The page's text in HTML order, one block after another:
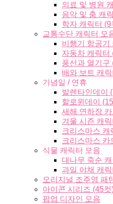
의료 및 병원
음악 및 춤 캐
학자 캐릭터 (9
교통수단 캐릭터 모
비행기 항공기
자동차 캐릭터
풍선과 열기구
배와 보트 캐
기념일 / 연휴
발렌타인데이
할로윈데이
새해 연하장
겨울 시즌 캐
크리스마스 캐
크리스마스 카
식물 캐릭터 모음
대나무 죽순
과일 야채 캐
오리지널 조주영 패
아이콘 시리즈 (45컷
팝업 디자인 모음